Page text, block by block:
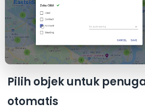
Pilih objek untuk
otomatis